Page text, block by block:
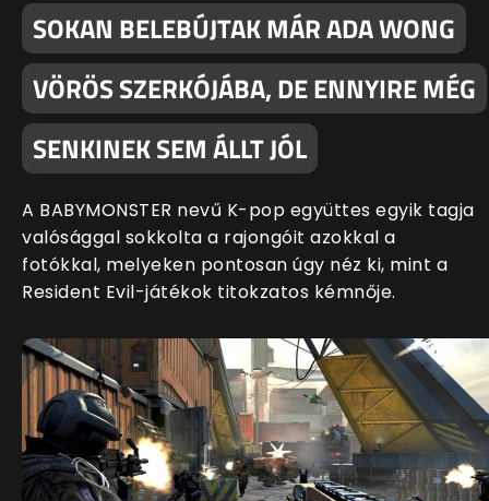
SOKAN BELEBÚJTAK MÁR ADA WONG
VÖRÖS SZERKÓJÁBA, DE ENNYIRE MÉG
SENKINEK SEM ÁLLT JÓL
A BABYMONSTER nevű K-pop együttes egyik tagja
valósággal sokkolta a rajongóit azokkal a
fotókkal, melyeken pontosan úgy néz ki, mint a
Resident Evil-játékok titokzatos kémnője.